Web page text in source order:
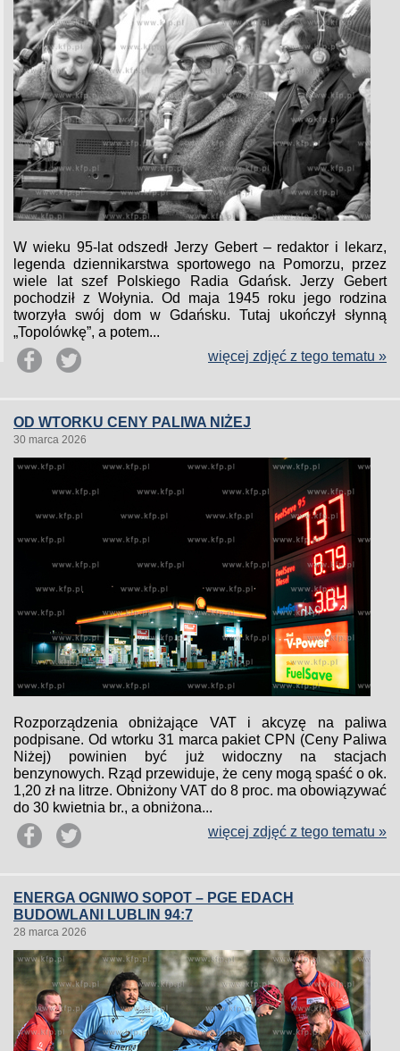
W wieku 95-lat odszedł Jerzy Gebert – redaktor i lekarz,
legenda dziennikarstwa sportowego na Pomorzu, przez
wiele lat szef Polskiego Radia Gdańsk. Jerzy Gebert
pochodził z Wołynia. Od maja 1945 roku jego rodzina
tworzyła swój dom w Gdańsku. Tutaj ukończył słynną
„Topolówkę”, a potem...
więcej zdjęć z tego tematu »
OD WTORKU CENY PALIWA NIŻEJ
30 marca 2026
Rozporządzenia obniżające VAT i akcyzę na paliwa
podpisane. Od wtorku 31 marca pakiet CPN (Ceny Paliwa
Niżej) powinien być już widoczny na stacjach
benzynowych. Rząd przewiduje, że ceny mogą spaść o ok.
1,20 zł na litrze. Obniżony VAT do 8 proc. ma obowiązywać
do 30 kwietnia br., a obniżona...
więcej zdjęć z tego tematu »
ENERGA OGNIWO SOPOT – PGE EDACH
BUDOWLANI LUBLIN 94:7
28 marca 2026